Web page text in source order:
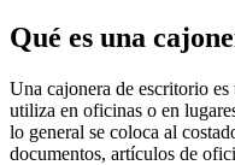
Qué es una
Una cajonera de escritorio
utiliza en oficinas o en
lo general se coloca al
documentos, artículos de